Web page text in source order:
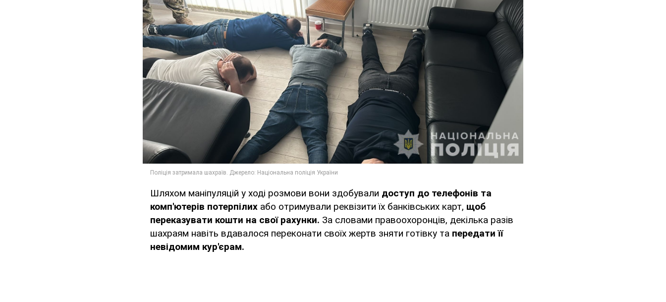
Шляхом маніпуляцій у ході розмови вони здобували доступ до телефонів та
комп'ютерів потерпілих або отримували реквізити їх банківських карт, щоб
переказувати кошти на свої рахунки. За словами правоохоронців, декілька разів
шахраям навіть вдавалося переконати своїх жертв зняти готівку та передати її
невідомим кур'єрам.